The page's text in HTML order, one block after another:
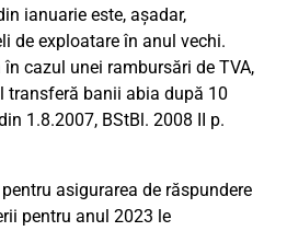
ianuarie este, așadar,
de exploatare în anul vechi.
cazul unei rambursări de TVA,
transferă banii abia după 10
1.8.2007, BStBl. 2008 II p.
asigurarea de răspundere
pentru anul 2023 le